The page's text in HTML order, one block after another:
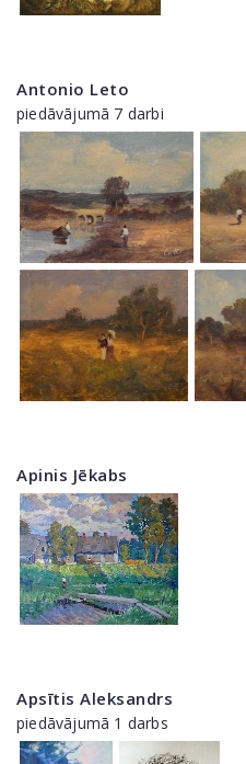
Antonio Leto
piedāvājumā 7 darbi
Apinis Jēkabs
Apsītis Aleksandrs
piedāvājumā 1 darbs